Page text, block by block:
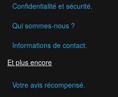
Confidentialité et sécurité.
Qui sommes-nous ?
Informations de contact.
Et plus encore
Votre avis récompensé.